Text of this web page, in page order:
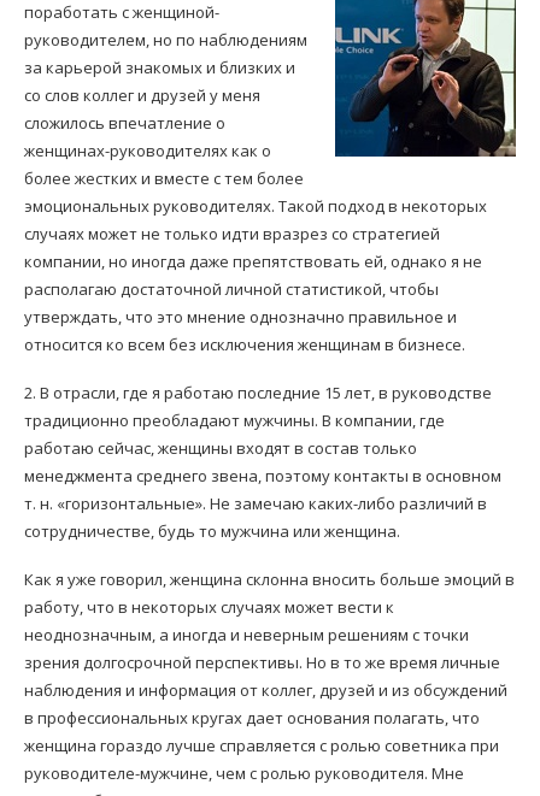
поработать с женщиной-
руководителем, но по наблюдениям
за карьерой знакомых и близких и
со слов коллег и друзей у меня
сложилось впечатление о
женщинах-руководителях как о
более жестких и вместе с тем более
эмоциональных руководителях. Такой подход в некоторых
случаях может не только идти вразрез со стратегией
компании, но иногда даже препятствовать ей, однако я не
располагаю достаточной личной статистикой, чтобы
утверждать, что это мнение однозначно правильное и
относится ко всем без исключения женщинам в бизнесе.
2. В отрасли, где я работаю последние 15 лет, в руководстве
традиционно преобладают мужчины. В компании, где
работаю сейчас, женщины входят в состав только
менеджмента среднего звена, поэтому контакты в основном
т. н. «горизонтальные». Не замечаю каких-либо различий в
сотрудничестве, будь то мужчина или женщина.
Как я уже говорил, женщина склонна вносить больше эмоций в
работу, что в некоторых случаях может вести к
неоднозначным, а иногда и неверным решениям с точки
зрения долгосрочной перспективы. Но в то же время личные
наблюдения и информация от коллег, друзей и из обсуждений
в профессиональных кругах дает основания полагать, что
женщина гораздо лучше справляется с ролью советника при
руководителе-мужчине, чем с ролью руководителя. Мне